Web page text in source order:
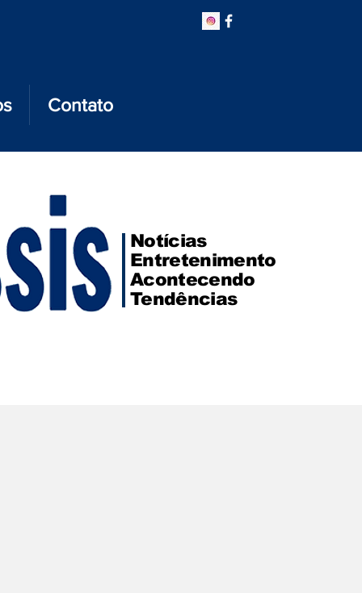
Contato
Notícias
Entretenimento
Acontecendo
Tendências